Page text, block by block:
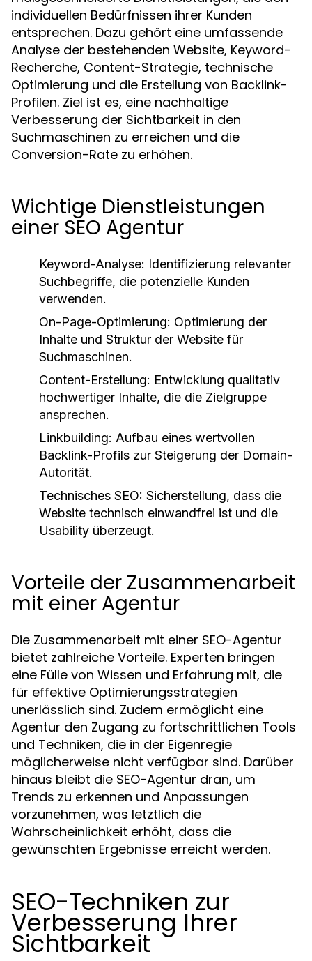
individuellen Bedürfnissen ihrer Kunden
entsprechen. Dazu gehört eine umfassende
Analyse der bestehenden Website, Keyword-
Recherche, Content-Strategie, technische
Optimierung und die Erstellung von Backlink-
Profilen. Ziel ist es, eine nachhaltige
Verbesserung der Sichtbarkeit in den
Suchmaschinen zu erreichen und die
Conversion-Rate zu erhöhen.
Wichtige Dienstleistungen
einer SEO Agentur
Keyword-Analyse: Identifizierung relevanter
Suchbegriffe, die potenzielle Kunden
verwenden.
On-Page-Optimierung: Optimierung der
Inhalte und Struktur der Website für
Suchmaschinen.
Content-Erstellung: Entwicklung qualitativ
hochwertiger Inhalte, die die Zielgruppe
ansprechen.
Linkbuilding: Aufbau eines wertvollen
Backlink-Profils zur Steigerung der Domain-
Autorität.
Technisches SEO: Sicherstellung, dass die
Website technisch einwandfrei ist und die
Usability überzeugt.
Vorteile der Zusammenarbeit
mit einer Agentur
Die Zusammenarbeit mit einer SEO-Agentur
bietet zahlreiche Vorteile. Experten bringen
eine Fülle von Wissen und Erfahrung mit, die
für effektive Optimierungsstrategien
unerlässlich sind. Zudem ermöglicht eine
Agentur den Zugang zu fortschrittlichen Tools
und Techniken, die in der Eigenregie
möglicherweise nicht verfügbar sind. Darüber
hinaus bleibt die SEO-Agentur dran, um
Trends zu erkennen und Anpassungen
vorzunehmen, was letztlich die
Wahrscheinlichkeit erhöht, dass die
gewünschten Ergebnisse erreicht werden.
SEO-Techniken zur
Verbesserung Ihrer
Sichtbarkeit